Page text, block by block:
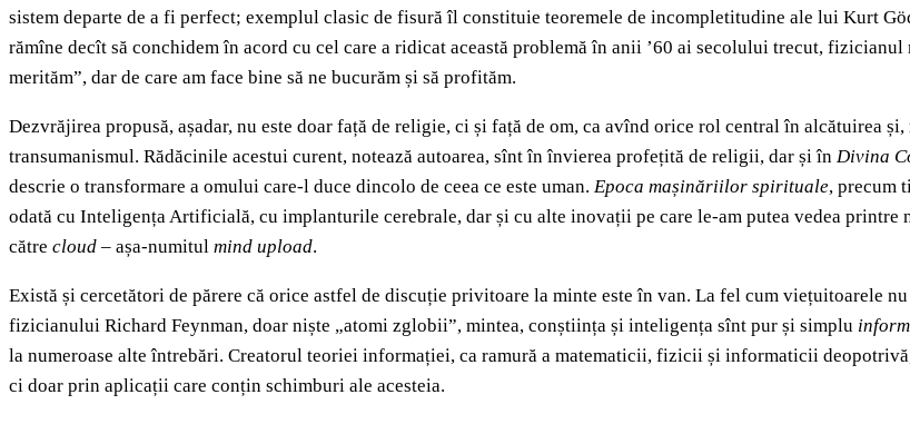
sistem departe de a fi perfect; exemplul clasic de fisură îl constituie teoremele de incompletitudine ale lui Kurt
rămîne decît să conchidem în acord cu cel care a ridicat această problemă în anii ’60 ai secolului trecut,
merităm”, dar de care am face bine să ne bucurăm și să profităm.
Dezvrăjirea propusă, așadar, nu este doar față de religie, ci și față de om, ca avînd orice rol central în alcătuirea
transumanismul. Rădăcinile acestui curent, notează autoarea, sînt în învierea profețită de religii, dar și în Divina
descrie o transformare a omului care-l duce dincolo de ceea ce este uman. Epoca mașinăriilor spirituale, precum
odată cu Inteligența Artificială, cu implanturile cerebrale, dar și cu alte inovații pe care le-am putea vedea
către cloud – așa-numitul mind upload.
Există și cercetători de părere că orice astfel de discuție privitoare la minte este în van. La fel cum viețuitoarele
fizicianului Richard Feynman, doar niște „atomi zglobii”, mintea, conștiința și inteligența sînt pur și simplu
la numeroase alte întrebări. Creatorul teoriei informației, ca ramură a matematicii, fizicii și informaticii
ci doar prin aplicații care conțin schimburi ale acesteia.